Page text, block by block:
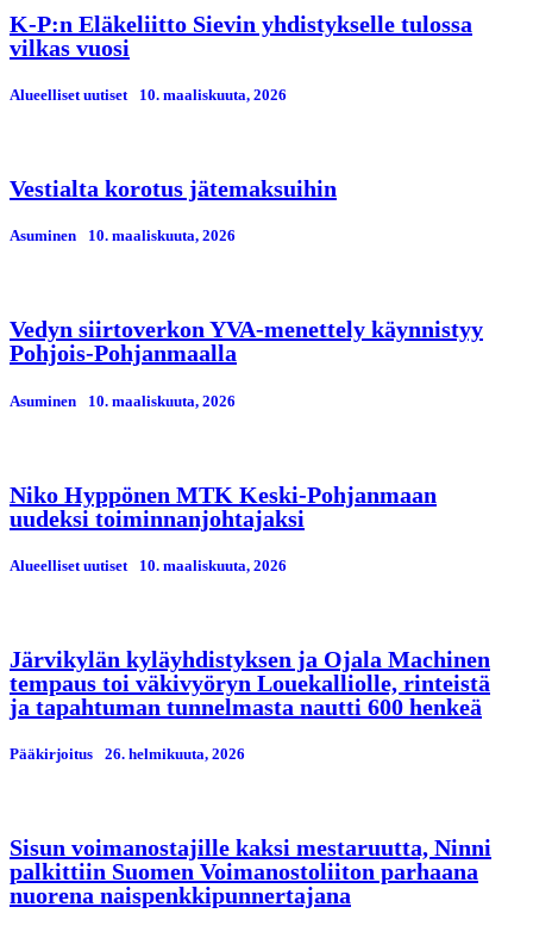
K-P:n Eläkeliitto Sievin yhdistykselle tulossa
vilkas vuosi
Alueelliset uutiset 10. maaliskuuta, 2026
Vestialta korotus jätemaksuihin
Asuminen 10. maaliskuuta, 2026
Vedyn siirtoverkon YVA-menettely käynnistyy
Pohjois-Pohjanmaalla
Asuminen 10. maaliskuuta, 2026
Niko Hyppönen MTK Keski-Pohjanmaan
uudeksi toiminnanjohtajaksi
Alueelliset uutiset 10. maaliskuuta, 2026
Järvikylän kyläyhdistyksen ja Ojala Machinen
tempaus toi väkivyöryn Louekalliolle, rinteistä
ja tapahtuman tunnelmasta nautti 600 henkeä
Pääkirjoitus 26. helmikuuta, 2026
Sisun voimanostajille kaksi mestaruutta, Ninni
palkittiin Suomen Voimanostoliiton parhaana
nuorena naispenkkipunnertajana